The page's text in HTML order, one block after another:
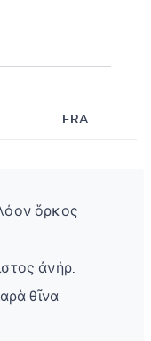
FRA
ὅρκος
ἀνήρ.
θῖνα